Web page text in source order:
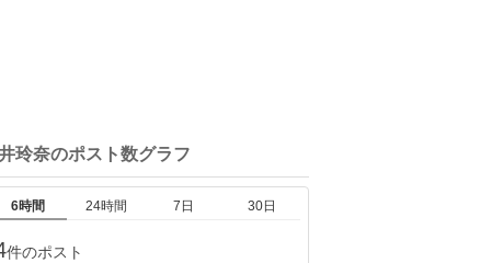
玲奈のポスト数グラフ
6時間 24時間 7日 30日
件のポスト